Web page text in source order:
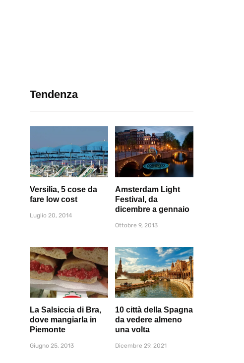
Tendenza
Versilia, 5 cose da
fare low cost
Luglio 20, 2014
Amsterdam Light
Festival, da
dicembre a gennaio
Ottobre 9, 2013
La Salsiccia di Bra,
dove mangiarla in
Piemonte
Giugno 25, 2013
10 città della Spagna
da vedere almeno
una volta
Dicembre 29, 2021